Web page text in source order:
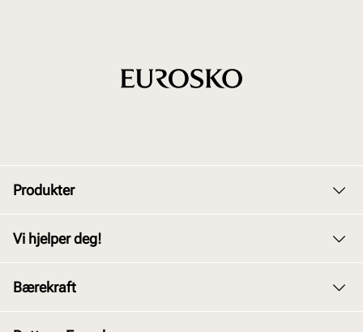
Produkter
Barn
Vi hjelper deg!
Bærekraft